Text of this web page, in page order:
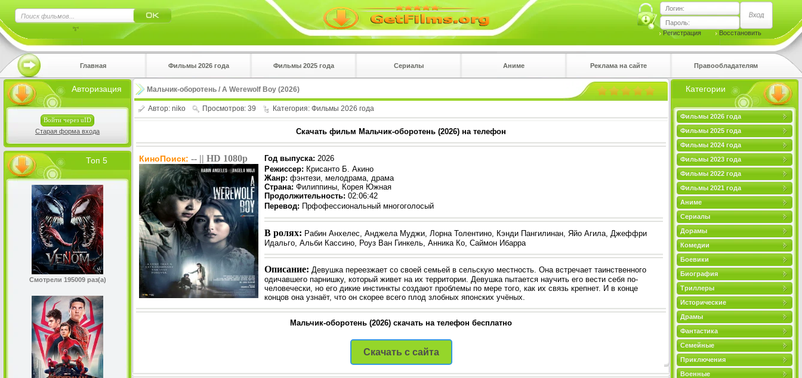
Логин:
Пароль:
Регистрация
Восстановить
Главная Фильмы 2026 года Фильмы 2025 года Сериалы Аниме Реклама на сайте Правообладателям
Авторизация
Войти через uID
Старая форма входа
Топ 5
Смотрели 195009 раз(а)
Категории
Фильмы 2026 года
Фильмы 2025 года
Фильмы 2024 года
Фильмы 2023 года
Фильмы 2022 года
Фильмы 2021 года
Аниме
Сериалы
Дорамы
Комедии
Боевики
Биография
Триллеры
Исторические
Драмы
Фантастика
Семейные
Приключения
Военные
Мальчик-оборотень / A Werewolf Boy (2026)
Автор: niko Просмотров: 39 Категория: Фильмы 2026 года
Скачать фильм Мальчик-оборотень (2026) на телефон
КиноПоиск: -- || HD 1080p Год выпуска: 2026
Режиссер: Крисанто Б. Акино
Жанр: фэнтези, мелодрама, драма
Страна: Филиппины, Корея Южная
Продолжительность: 02:06:42
Перевод: Прфофессиональный многоголосый
В ролях: Рабин Анхелес, Анджела Муджи, Лорна Толентино, Кэнди Пангилинан, Яйо Агила, Джеффри
Идальго, Альби Кассино, Роуз Ван Гинкель, Анника Ко, Саймон Ибарра
Описание: Девушка переезжает со своей семьей в сельскую местность. Она встречает таинственного
одичавшего парнишку, который живет на их территории. Девушка пытается научить его вести себя по-
человечески, но его дикие инстинкты создают проблемы по мере того, как их связь крепнет. И в конце
концов она узнаёт, что он скорее всего плод злобных японских учёных.
Мальчик-оборотень (2026) скачать на телефон бесплатно
Нажмите на в плеере
!!!Если Вы с телефона сперва нажмите на троеточие в правом
верхнем углу!!!
Скачать с сайта